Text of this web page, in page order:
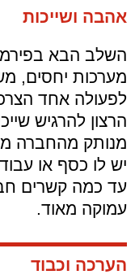
אהבה ושייכות
השלב הבא
מערכות יחסים,
לפעולה אחד
הרצון להרגיש
מנותק מהחברה
יש לו כסף או
עד כמה קשרים
עמוקה מאוד.
הערכה וכבוד